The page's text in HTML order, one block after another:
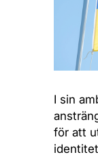
I sin
för att